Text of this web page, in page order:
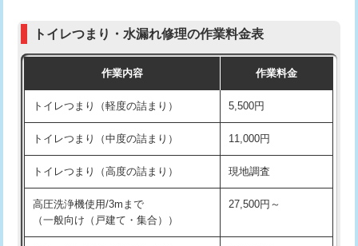
トイレつまり・水漏れ修理の作業料金表
作業内容 作業料金
トイレつまり（軽度の詰まり） 5,500円
トイレつまり（中度の詰まり） 11,000円
トイレつまり（高度の詰まり） 現地調査
高圧洗浄機使用/3mまで
（一般向け（戸建て・集合））
27,500円～